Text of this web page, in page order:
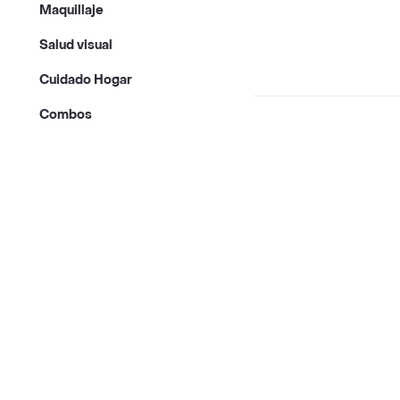
Maquillaje
Salud visual
Cuidado Hogar
Combos